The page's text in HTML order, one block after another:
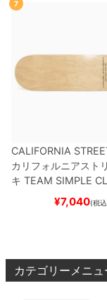
7
CALIFORNIA
カリフォルニアスト
キ TEAM SIMPLE
ブランク（DSM）
ード スケボー
¥7,040(税
カテゴリーメニュ